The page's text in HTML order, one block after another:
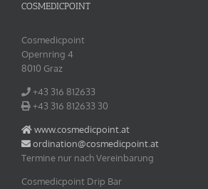
COSMEDICPOINT
Cosmedicpoint
Opernring 4
8010 Graz
+43 316 812633‬
+43 316 812633‬ 30
www.cosmedicpoint.at
ordination@cosmedicpoint.at
Termine nur nach Vereinbarung
Cosmedicpoint Drip Bar